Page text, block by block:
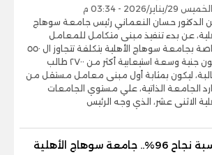
الخميس 29/يناير/2026 - 03:34 م
الدكتور حسان النعماني رئيس جامعة سوهاج
عن بدء تنفيذ مبنى متكامل للمعامل
الخاصة بجامعة سوهاج الأهلية بتكلفة تتجاوز ال ٥٥٠
مليون جنية وسعة استيعابية أكثر من ٢٧٠٠ طالب
ليكون بمثابة أول مبنى معامل مستقل من
الجامعة الذاتية، علي مستوي الجامعات
الاثنى عشر، الذي وجه الرئيس
بنسبة نجاح 96%.. جامعة سوهاج الأهلية